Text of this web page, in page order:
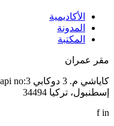
الأكاديمية
المدونة
المكتبة
مقر عمران
إسطنبول، تركيا 34494
fin